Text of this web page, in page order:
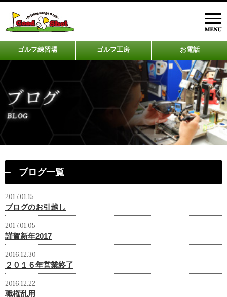
ゴルフ練習場 ゴルフ工房 お電話
ブログ一覧
2017.01.15
ブログのお引越し
2017.01.05
謹賀新年2017
2016.12.30
２０１６年営業終了
2016.12.22
職権乱用